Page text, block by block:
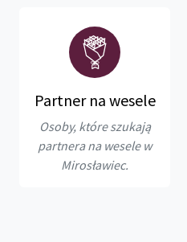
Partner na wesele
Osoby, które szukają
partnera na wesele w
Mirosławiec.